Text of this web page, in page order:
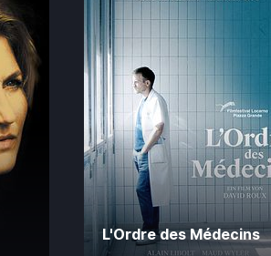
L'Ordre des Médecins